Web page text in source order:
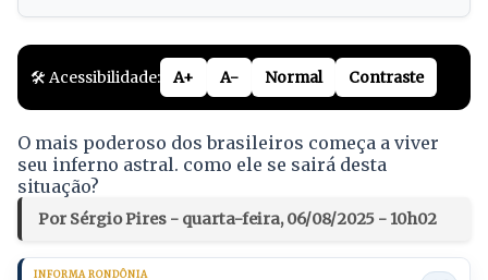
🛠️ Acessibilidade: A+ A- Normal Contraste
O mais poderoso dos brasileiros começa a viver
seu inferno astral. como ele se sairá desta
situação?
Por Sérgio Pires - quarta-feira, 06/08/2025 - 10h02
INFORMA RONDÔNIA